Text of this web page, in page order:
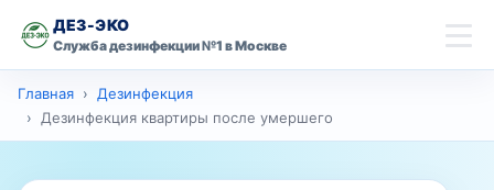
ДЕЗ-ЭКО
Служба дезинфекции №1 в Москве
Главная
Главная
Дезинфекция
Дезинфекция квартиры после умершего
первую обработку
Имя